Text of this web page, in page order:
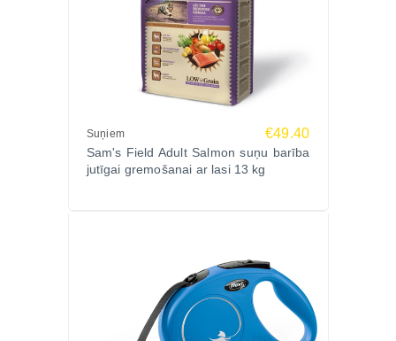
Suņiem €49.40
Sam's Field Adult Salmon suņu barība
jutīgai gremošanai ar lasi 13 kg